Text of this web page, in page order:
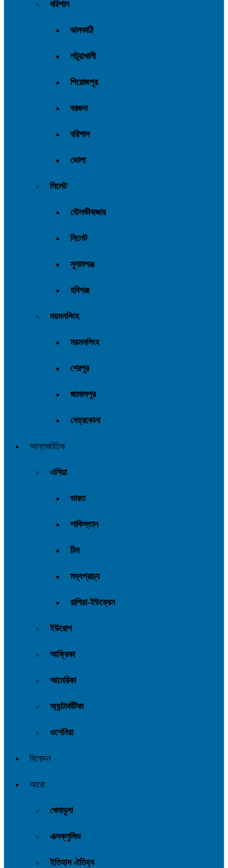
বরিশাল
ঝালকাঠি
পটুয়াখালী
পিরোজপুর
বরগুনা
বরিশাল
ভোলা
সিলেট
মৌলভীবাজার
সিলেট
সুনামগঞ্জ
হবিগঞ্জ
ময়মনসিংহ
ময়মনসিংহ
শেরপুর
জামালপুর
নেত্রকোনা
আন্তর্জাতিক
এশিয়া
ভারত
পাকিস্তান
চীন
মধ্যপ্রাচ্য
রাশিয়া-ইউক্রেন
ইউরোপ
আফ্রিকা
আমেরিকা
অ্যান্টার্কটিকা
ওশেনিয়া
বিনোদন
আরো
খেলাধুলা
এক্সক্লুসিভ
ইতিহাস ঐতিহ্য